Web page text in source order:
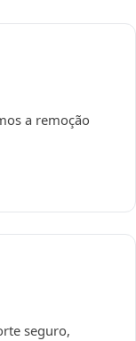
a remoção
seguro,